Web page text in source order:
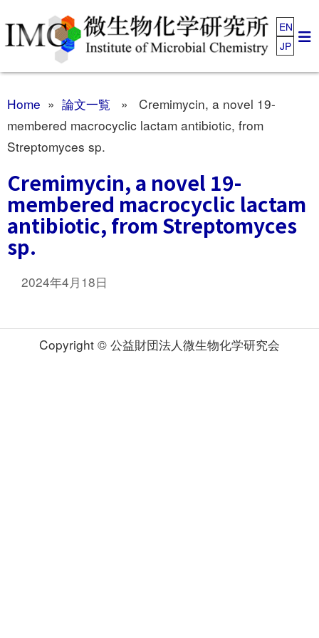
EN
JP
Home » 論文一覧 » Cremimycin, a novel 19-
membered macrocyclic lactam antibiotic, from
Streptomyces sp.
Cremimycin, a novel 19-
membered macrocyclic lactam
antibiotic, from Streptomyces
sp.
2024年4月18日
Copyright © 公益財団法人微生物化学研究会